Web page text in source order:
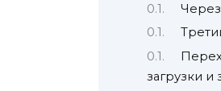
загрузки